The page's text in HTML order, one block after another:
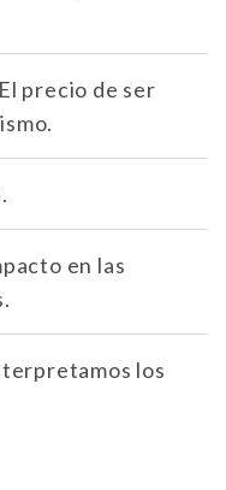
precio de ser
en las
los